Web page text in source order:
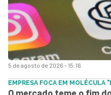
5 de agosto de 2026 - 15:16
EMPRESA FOCA EM MOLÉCULA